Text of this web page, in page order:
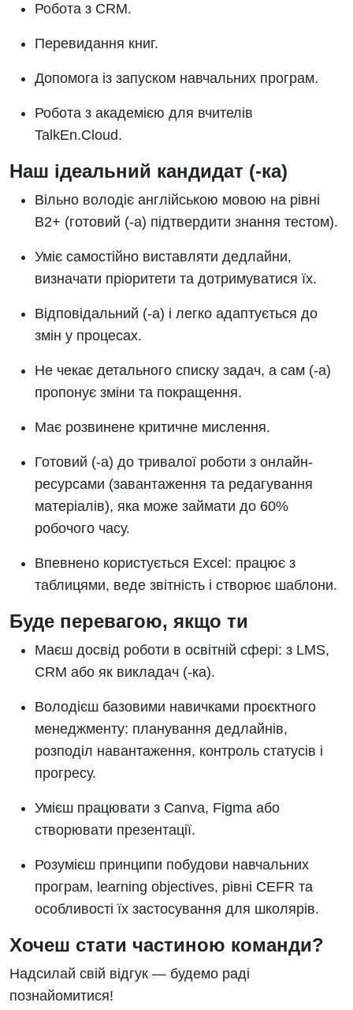
Робота з CRM.
Перевидання книг.
Допомога із запуском навчальних програм.
Робота з академією для вчителів
TalkEn.Cloud.
Наш ідеальний кандидат (-ка)
Вільно володіє англійською мовою на рівні
B2+ (готовий (-а) підтвердити знання тестом).
Уміє самостійно виставляти дедлайни,
визначати пріоритети та дотримуватися їх.
Відповідальний (-а) і легко адаптується до
змін у процесах.
Не чекає детального списку задач, а сам (-а)
пропонує зміни та покращення.
Має розвинене критичне мислення.
Готовий (-а) до тривалої роботи з онлайн-
ресурсами (завантаження та редагування
матеріалів), яка може займати до 60%
робочого часу.
Впевнено користується Excel: працює з
таблицями, веде звітність і створює шаблони.
Буде перевагою, якщо ти
Маєш досвід роботи в освітній сфері: з LMS,
CRM або як викладач (-ка).
Володієш базовими навичками проєктного
менеджменту: планування дедлайнів,
розподіл навантаження, контроль статусів і
прогресу.
Умієш працювати з Canva, Figma або
створювати презентації.
Розумієш принципи побудови навчальних
програм, learning objectives, рівні CEFR та
особливості їх застосування для школярів.
Хочеш стати частиною команди?
Надсилай свій відгук — будемо раді
познайомитися!